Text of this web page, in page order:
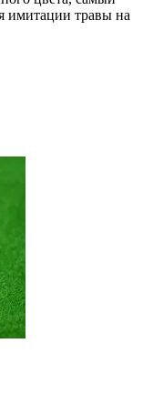
имитации травы на